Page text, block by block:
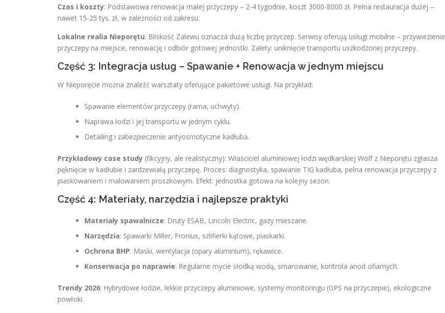
Czas i koszty: Podstawowa renowacja małej przyczepy – 2-4 tygodnie, koszt 3000-8000 zł. Pełna restauracja dużej –
nawet 15-25 tys. zł, w zależności od zakresu.
Lokalne realia Nieporętu: Bliskość Zalewu oznacza dużą liczbę przyczep. Serwisy oferują usługi mobilne – przywiezienie
przyczepy na miejsce, renowację i odbiór gotowej jednostki. Zalety: uniknięcie transportu uszkodzonej przyczepy.
Część 3: Integracja usług – Spawanie + Renowacja w jednym miejscu
W Nieporęcie można znaleźć warsztaty oferujące pakietowe usługi. Na przykład:
Spawanie elementów przyczepy (rama, uchwyty).
Naprawa łodzi i jej transportu w jednym cyklu.
Detailing i zabezpieczenie antyosmotyczne kadłuba.
Przykładowy case study (fikcyjny, ale realistyczny): Właściciel aluminiowej łodzi wędkarskiej Wolf z Nieporętu zgłasza
pęknięcie w kadłubie i zardzewiałą przyczepę. Proces: diagnostyka, spawanie TIG kadłuba, pełna renowacja przyczepy z
piaskowaniem i malowaniem proszkowym. Efekt: jednostka gotowa na kolejny sezon.
Część 4: Materiały, narzędzia i najlepsze praktyki
Materiały spawalnicze: Druty ESAB, Lincoln Electric, gazy mieszane.
Narzędzia: Spawarki Miller, Fronius, szlifierki kątowe, piaskarki.
Ochrona BHP: Maski, wentylacja (opary aluminium), rękawice.
Konserwacja po naprawie: Regularne mycie słodką wodą, smarowanie, kontrola anod ofiarnych.
Trendy 2026: Hybrydowe łodzie, lekkie przyczepy aluminiowe, systemy monitoringu (GPS na przyczepie), ekologiczne
powłoki.